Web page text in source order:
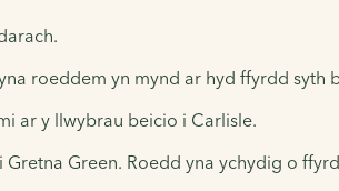
roeddem yn mynd ar hyd ffyrdd syth
ar y llwybrau beicio i Carlisle.
Green. Roedd yna ychydig o